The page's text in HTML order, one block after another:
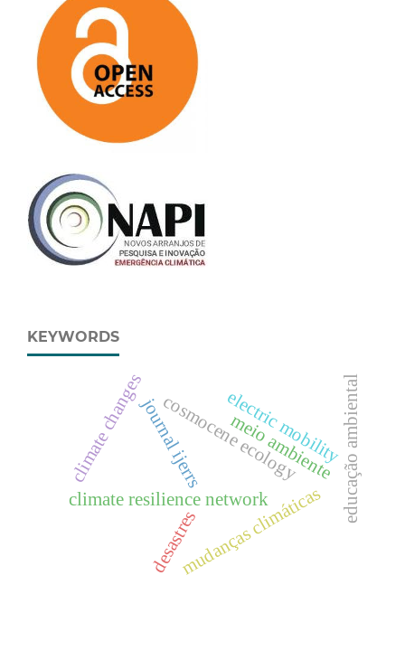
KEYWORDS
journal ijerrs
climate resilience network
cosmocene ecology
climate changes
mudanças climáticas
meio ambiente
desastres
educação ambiental
electric mobility